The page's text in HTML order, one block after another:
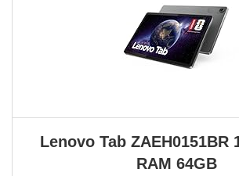
Lenovo Tab ZAEH0151BR
RAM 64GB